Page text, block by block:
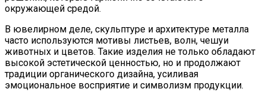
окружающей средой.
В ювелирном деле, скульптуре и архитектуре металла
часто используются мотивы листьев, волн, чешуи
животных и цветов. Такие изделия не только обладают
высокой эстетической ценностью, но и продолжают
традиции органического дизайна, усиливая
эмоциональное восприятие и символизм продукции.